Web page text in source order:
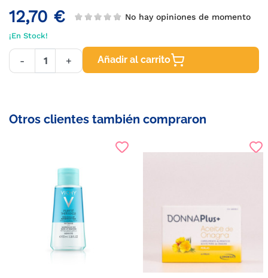
12,70 € No hay opiniones de momento
¡En Stock!
- + Añadir al carrito
Otros clientes también compraron